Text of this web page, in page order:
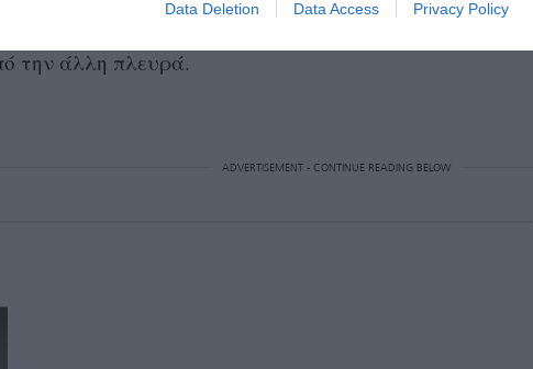
Data Deletion Data Access Privacy Policy
το αίμα του πίσω για κάποιο παλαιότερο
την άλλη πλευρά.
ADVERTISEMENT - CONTINUE READING BELOW